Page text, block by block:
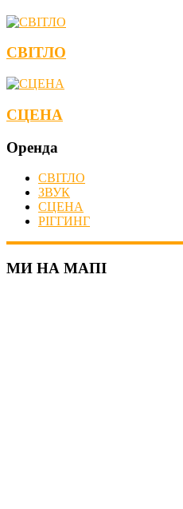
СВІТЛО
СЦЕНА
Оренда
СВІТЛО
ЗВУК
СЦЕНА
РІГГИНГ
МИ НА МАПІ